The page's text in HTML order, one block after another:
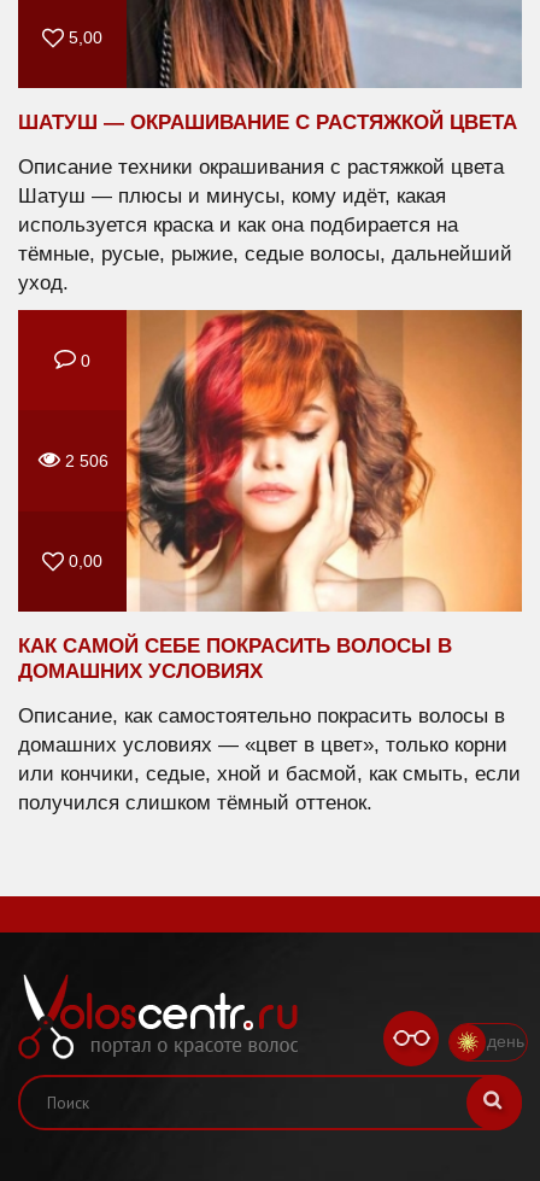
5,00
ШАТУШ — ОКРАШИВАНИЕ С РАСТЯЖКОЙ ЦВЕТА
Описание техники окрашивания с растяжкой цвета
Шатуш — плюсы и минусы, кому идёт, какая
используется краска и как она подбирается на
тёмные, русые, рыжие, седые волосы, дальнейший
уход.
0
2 506
0,00
КАК САМОЙ СЕБЕ ПОКРАСИТЬ ВОЛОСЫ В
ДОМАШНИХ УСЛОВИЯХ
Описание, как самостоятельно покрасить волосы в
домашних условиях — «цвет в цвет», только корни
или кончики, седые, хной и басмой, как смыть, если
получился слишком тёмный оттенок.
день